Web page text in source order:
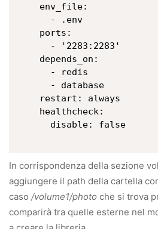
    env_file:
      - .env
    ports:
      - '2283:2283'
    depends_on:
      - redis
      - database
    restart: always
    healthcheck:
      disable: false
In corrispondenza della sezione
aggiungere il path della cartella
caso /volume1/photo che si trova
comparirà tra quelle esterne nel